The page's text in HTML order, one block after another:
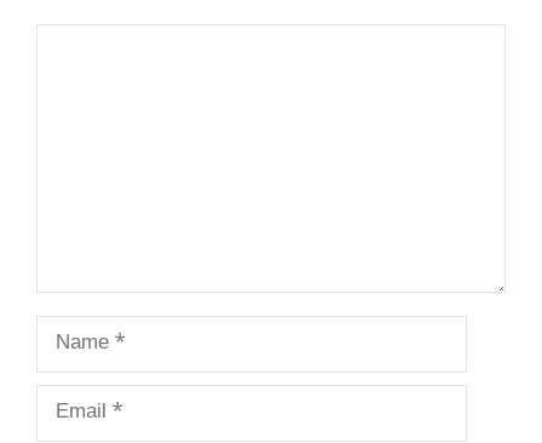
Name
Email